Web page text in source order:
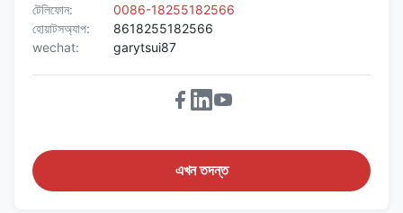
টেলিফোন:
0086-18255182566
হোয়াটসঅ্যাপ:
8618255182566
wechat:
garytsui87
এখন তদন্ত